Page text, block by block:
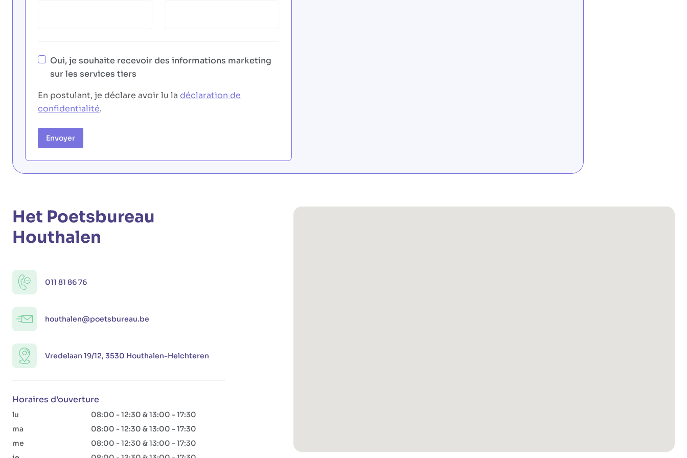
Oui, je souhaite recevoir des informations marketing
sur les services tiers
En postulant, je déclare avoir lu la déclaration de
confidentialité.
Envoyer
Het Poetsbureau
Houthalen
011 81 86 76
houthalen@poetsbureau.be
Vredelaan 19/12, 3530 Houthalen-Helchteren
Horaires d'ouverture
lu
08:00 - 12:30 & 13:00 - 17:30
ma
08:00 - 12:30 & 13:00 - 17:30
me
08:00 - 12:30 & 13:00 - 17:30